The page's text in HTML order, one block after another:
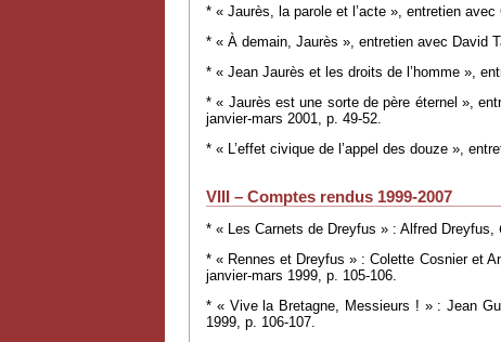
* « Jaurès, la parole et l’acte », entretien avec
* « À demain, Jaurès », entretien avec David
* « Jean Jaurès et les droits de l’homme »,
* « Jaurès est une sorte de père éternel »,
janvier-mars 2001, p. 49-52.
* « L’effet civique de l’appel des douze »,
VIII – Comptes rendus 1999-2007
* « Les Carnets de Dreyfus » : Alfred Dreyfus,
* « Rennes et Dreyfus » : Colette Cosnier et
janvier-mars 1999, p. 105-106.
* « Vive la Bretagne, Messieurs ! » : Jean
1999, p. 106-107.